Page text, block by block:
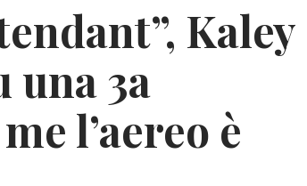
Kaley
una 3a
l’aereo è